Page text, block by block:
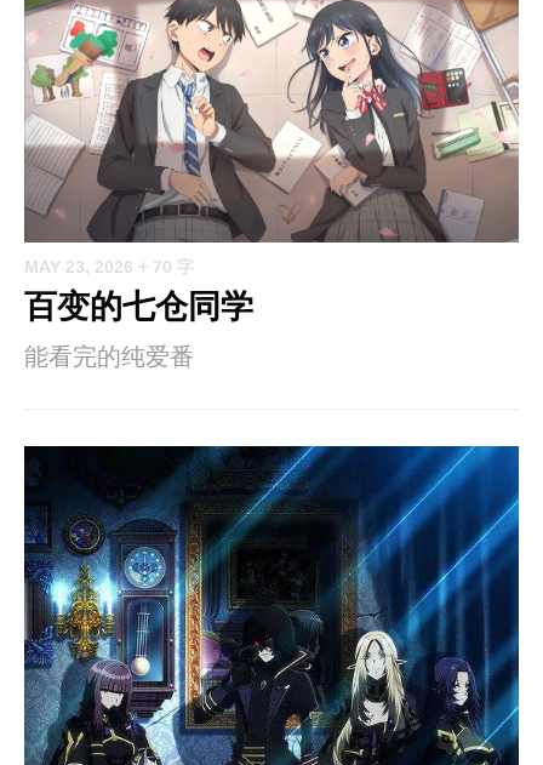
MAY 23, 2026 + 70 字
百变的七仓同学
能看完的纯爱番